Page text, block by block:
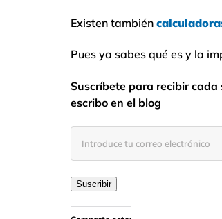
Existen también
Pues ya sabes qué es y la
Suscríbete para recibir
escribo en el blog
electrónico
Suscribir